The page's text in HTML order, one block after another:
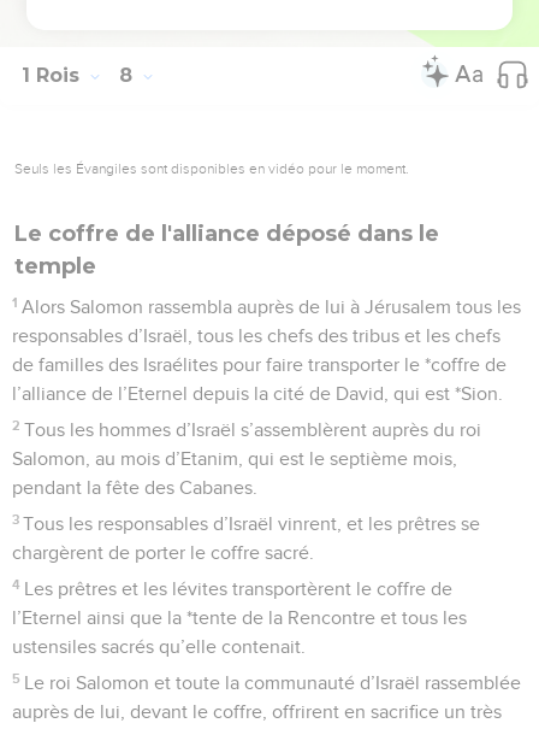
1 Rois 8
Seuls les Évangiles sont disponibles en vidéo pour le moment.
Le coffre de l'alliance déposé dans le
temple
1 Alors Salomon rassembla auprès de lui à Jérusalem tous les
responsables d’Israël, tous les chefs des tribus et les chefs
de familles des Israélites pour faire transporter le *coffre de
l’alliance de l’Eternel depuis la cité de David, qui est *Sion.
2 Tous les hommes d’Israël s’assemblèrent auprès du roi
Salomon, au mois d’Etanim, qui est le septième mois,
pendant la fête des Cabanes.
3 Tous les responsables d’Israël vinrent, et les prêtres se
chargèrent de porter le coffre sacré.
4 Les prêtres et les lévites transportèrent le coffre de
l’Eternel ainsi que la *tente de la Rencontre et tous les
ustensiles sacrés qu’elle contenait.
5 Le roi Salomon et toute la communauté d’Israël rassemblée
auprès de lui, devant le coffre, offrirent en sacrifice un très